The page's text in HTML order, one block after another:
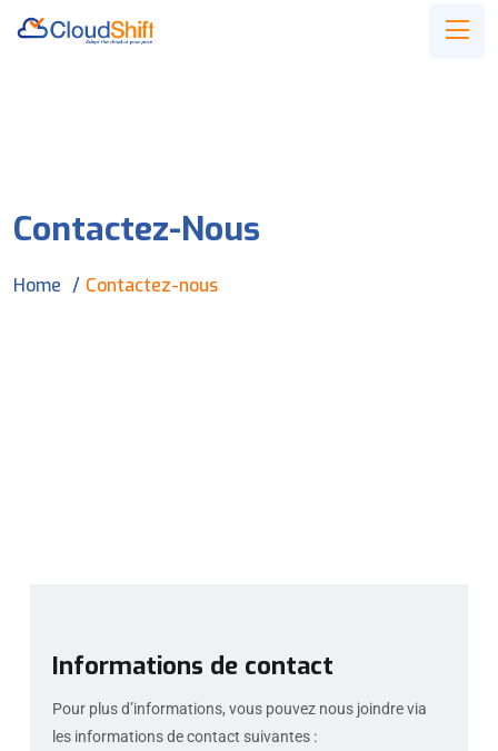
Contactez-Nous
Home Contactez-nous
Informations de contact
Pour plus d’informations, vous pouvez nous joindre via
les informations de contact suivantes :